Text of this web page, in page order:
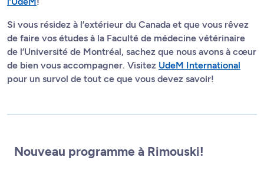
Si vous résidez à l’extérieur du Canada et que vous rêvez
de faire vos études à la Faculté de médecine vétérinaire
de l’Université de Montréal, sachez que nous avons à cœur
de bien vous accompagner. Visitez UdeM International
pour un survol de tout ce que vous devez savoir!
Nouveau programme à Rimouski!